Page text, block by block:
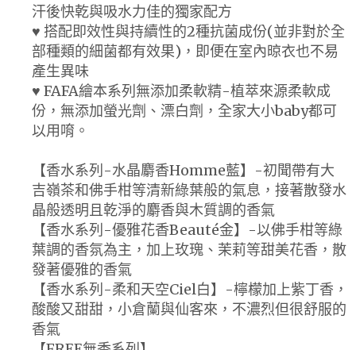
汗後快乾與吸水力佳的獨家配方
♥ 搭配即效性與持續性的2種抗菌成份(並非對於全
部種類的細菌都有效果)，即便在室內晾衣也不易
產生異味
♥ FAFA繪本系列無添加柔軟精-植萃來源柔軟成
份，無添加螢光劑、漂白劑，全家大小baby都可
以用唷。
【香水系列-水晶麝香Homme藍】-初聞帶有大
吉嶺茶和佛手柑等清新綠葉般的氣息，接著散發水
晶般透明且乾淨的麝香與木質調的香氣
【香水系列-優雅花香Beauté金】-以佛手柑等綠
葉調的香氛為主，加上玫瑰、茉莉等甜美花香，散
發著優雅的香氣
【香水系列-柔和天空Ciel白】-檸檬加上紫丁香，
酸酸又甜甜，小倉蘭與仙客來，不濃烈但很舒服的
香氣